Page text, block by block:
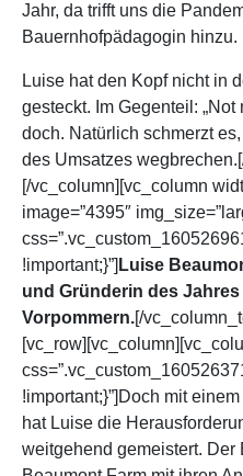
Jahr, da trifft uns die
Bauernhofpädagogin hinzu.
Luise hat den Kopf nicht in
gesteckt. Im Gegenteil:
doch. Natürlich schmerzt
des Umsatzes
[/vc_column][vc_column
image=”4395″
!important;}”] Luise
und Gründerin des
Vorpommern.[/
!important;}”]Doch mit
hat Luise die
weitgehend gemeistert. Der